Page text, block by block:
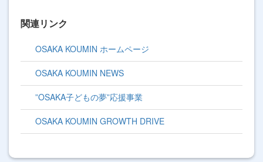
関連リンク
OSAKA KOUMIN ホームページ
OSAKA KOUMIN NEWS
”OSAKA子どもの夢”応援事業
OSAKA KOUMIN GROWTH DRIVE